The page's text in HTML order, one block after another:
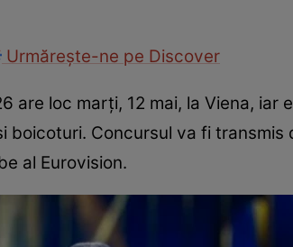
Urmărește-ne pe Discover
are loc marți, 12 mai, la Viena,
Concursul va fi transmis
al Eurovision.